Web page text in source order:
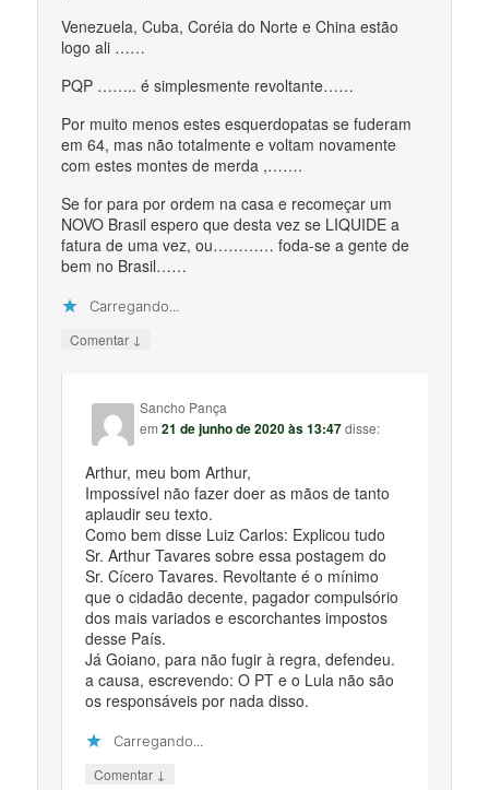
Venezuela, Cuba, Coréia do Norte e China estão
logo ali ……
PQP …….. é simplesmente revoltante……
Por muito menos estes esquerdopatas se fuderam
em 64, mas não totalmente e voltam novamente
com estes montes de merda ,…….
Se for para por ordem na casa e recomeçar um
NOVO Brasil espero que desta vez se LIQUIDE a
fatura de uma vez, ou………… foda-se a gente de
bem no Brasil……
Carregando...
Comentar ↓
Sancho Pança
em21 de junho de 2020 às 13:47disse:
Arthur, meu bom Arthur,
Impossível não fazer doer as mãos de tanto
aplaudir seu texto.
Como bem disse Luiz Carlos: Explicou tudo
Sr. Arthur Tavares sobre essa postagem do
Sr. Cícero Tavares. Revoltante é o mínimo
que o cidadão decente, pagador compulsório
dos mais variados e escorchantes impostos
desse País.
Já Goiano, para não fugir à regra, defendeu.
a causa, escrevendo: O PT e o Lula não são
os responsáveis por nada disso.
Carregando...
Comentar ↓